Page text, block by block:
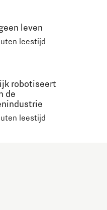
leven
leestijd
robotiseert
de
leestijd